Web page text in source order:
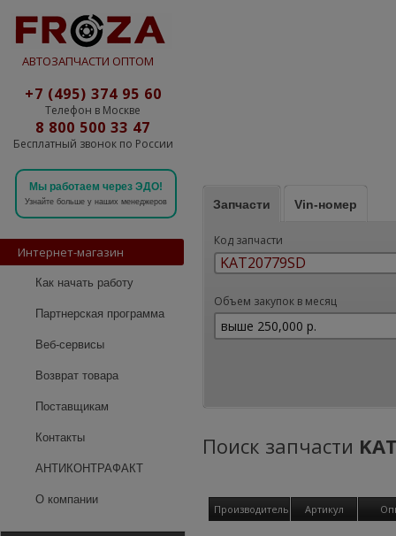
АВТОЗАПЧАСТИ ОПТОМ
+7 (495) 374 95 60
Телефон в Москве
8 800 500 33 47
Бесплатный звонок по России
Мы работаем через ЭДО!
Узнайте больше у наших менеджеров
Интернет-магазин
Как начать работу
Партнерская программа
Веб-сервисы
Возврат товара
Поставщикам
Контакты
АНТИКОНТРАФАКТ
О компании
Запчасти Vin-номер
Код запчасти
Объем закупок в месяц
Поиск запчасти
Производитель Артикул